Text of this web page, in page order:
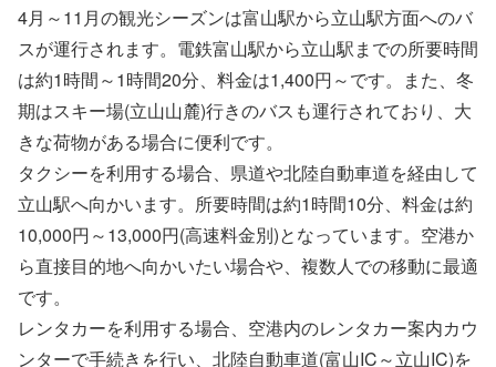
4月～11月の観光シーズンは富山駅から立山駅方面へのバ
スが運行されます。電鉄富山駅から立山駅までの所要時間
は約1時間～1時間20分、料金は1,400円～です。また、冬
期はスキー場(立山山麓)行きのバスも運行されており、大
きな荷物がある場合に便利です。
タクシーを利用する場合、県道や北陸自動車道を経由して
立山駅へ向かいます。所要時間は約1時間10分、料金は約
10,000円～13,000円(高速料金別)となっています。空港か
ら直接目的地へ向かいたい場合や、複数人での移動に最適
です。
レンタカーを利用する場合、空港内のレンタカー案内カウ
ンターで手続きを行い、北陸自動車道(富山IC～立山IC)を